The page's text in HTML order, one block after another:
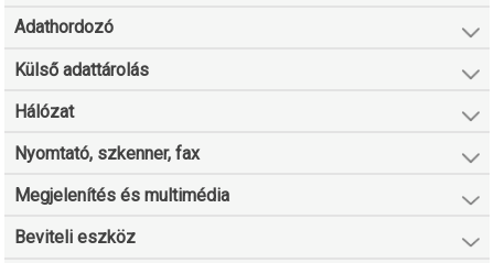
Adathordozó
Külső adattárolás
Hálózat
Nyomtató, szkenner, fax
Megjelenítés és multimédia
Beviteli eszköz